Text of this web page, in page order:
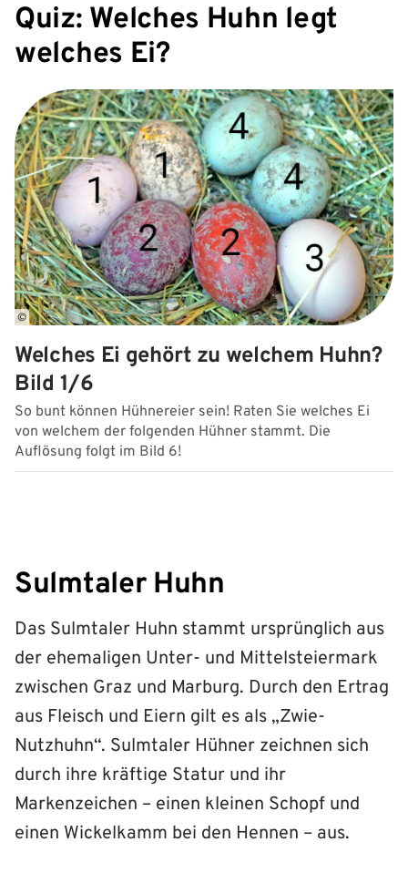
Quiz: Welches Huhn legt
welches Ei?
©
Welches Ei gehört zu welchem Huhn?
Bild 1/6
So bunt können Hühnereier sein! Raten Sie welches Ei
von welchem der folgenden Hühner stammt. Die
Auflösung folgt im Bild 6!
Sulmtaler Huhn
Das Sulmtaler Huhn stammt ursprünglich aus
der ehemaligen Unter- und Mittelsteiermark
zwischen Graz und Marburg. Durch den Ertrag
aus Fleisch und Eiern gilt es als „Zwie-
Nutzhuhn“. Sulmtaler Hühner zeichnen sich
durch ihre kräftige Statur und ihr
Markenzeichen – einen kleinen Schopf und
einen Wickelkamm bei den Hennen – aus.